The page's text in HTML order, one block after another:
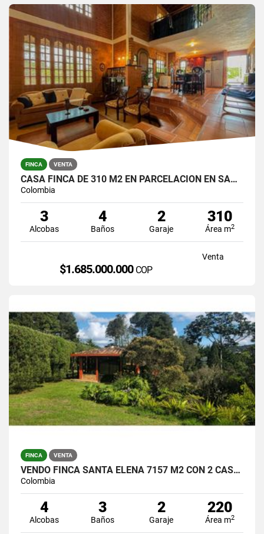
FINCA VENTA
CASA FINCA DE 310 M2 EN PARCELACION EN SANTA ELENA / LOTE DE 6.450 M2
Colombia
3
Alcobas
4
Baños
2
Garaje
310
Área m2
Venta
$1.685.000.000 COP
FINCA VENTA
VENDO FINCA SANTA ELENA 7157 M2 CON 2 CASAS / $1.390.000.000
Colombia
4
Alcobas
3
Baños
2
Garaje
220
Área m2